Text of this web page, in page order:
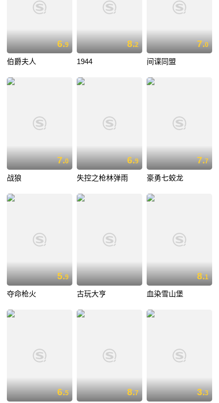
6.9
伯爵夫人
8.2
1944
7.0
间谍同盟
7.0
战狼
6.9
失控之枪林弹雨
7.7
豪勇七蛟龙
5.9
夺命枪火 古玩大亨
8.1
血染雪山堡
6.5 8.7 3.3